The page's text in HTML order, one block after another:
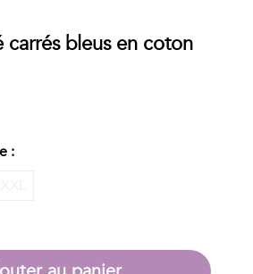
bleus en coton
: